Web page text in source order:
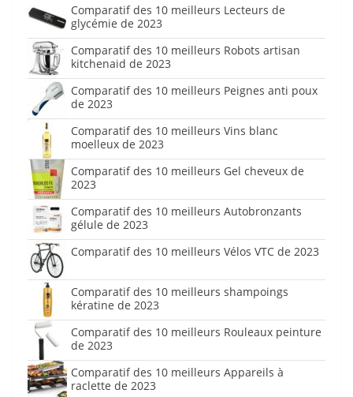
Comparatif des 10 meilleurs Lecteurs de
glycémie de 2023
Comparatif des 10 meilleurs Robots artisan
kitchenaid de 2023
Comparatif des 10 meilleurs Peignes anti poux
de 2023
Comparatif des 10 meilleurs Vins blanc
moelleux de 2023
Comparatif des 10 meilleurs Gel cheveux de
2023
Comparatif des 10 meilleurs Autobronzants
gélule de 2023
Comparatif des 10 meilleurs Vélos VTC de 2023
Comparatif des 10 meilleurs shampoings
kératine de 2023
Comparatif des 10 meilleurs Rouleaux peinture
de 2023
Comparatif des 10 meilleurs Appareils à
raclette de 2023